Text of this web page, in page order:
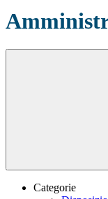
Categorie